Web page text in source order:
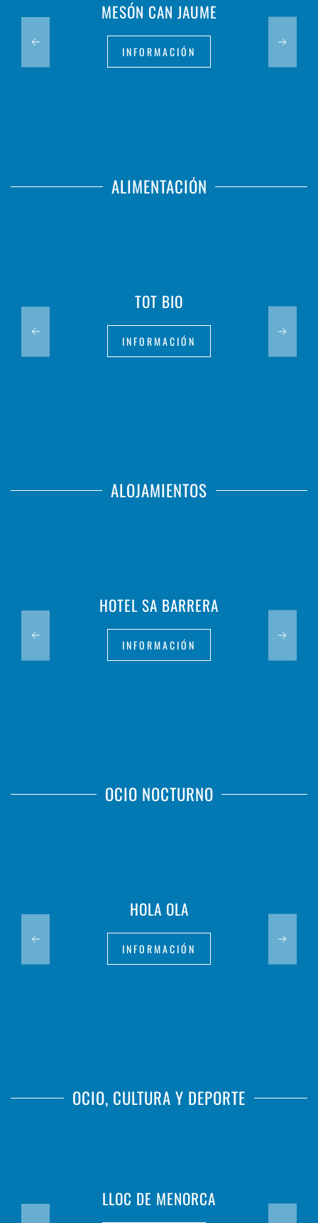
MESÓN CAN JAUME
INFORMACIÓN
ALIMENTACIÓN
TOT BIO
INFORMACIÓN
ALOJAMIENTOS
HOTEL SA BARRERA
INFORMACIÓN
OCIO NOCTURNO
HOLA OLA
INFORMACIÓN
OCIO, CULTURA Y DEPORTE
LLOC DE MENORCA